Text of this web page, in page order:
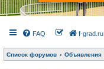
FAQ f-grad.ru
Список форумов Объявления